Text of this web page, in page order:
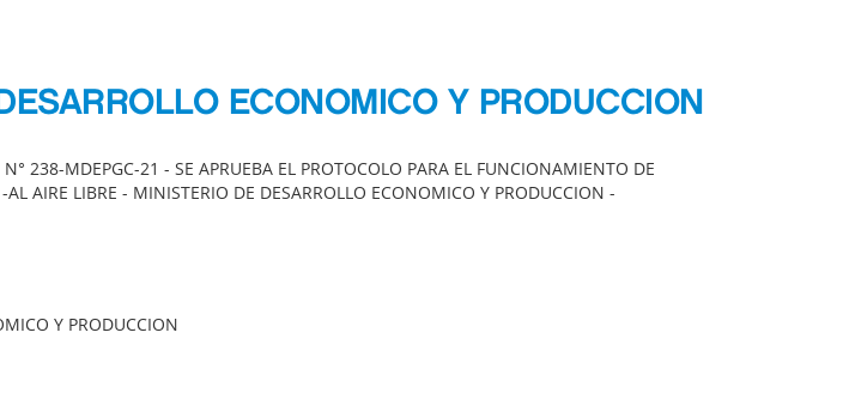
ECONOMICO Y PRODUCCION
238-MDEPGC-21 - SE APRUEBA EL PROTOCOLO PARA EL FUNCIONAMIENTO DE
AIRE LIBRE - MINISTERIO DE DESARROLLO ECONOMICO Y PRODUCCION -
Y PRODUCCION